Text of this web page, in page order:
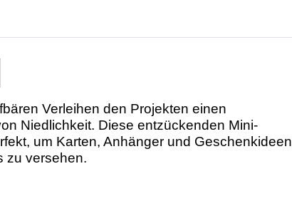
Verleihen den Projekten einen
Niedlichkeit. Diese entzückenden Mini-
um Karten, Anhänger und Geschenkideen
zu versehen.